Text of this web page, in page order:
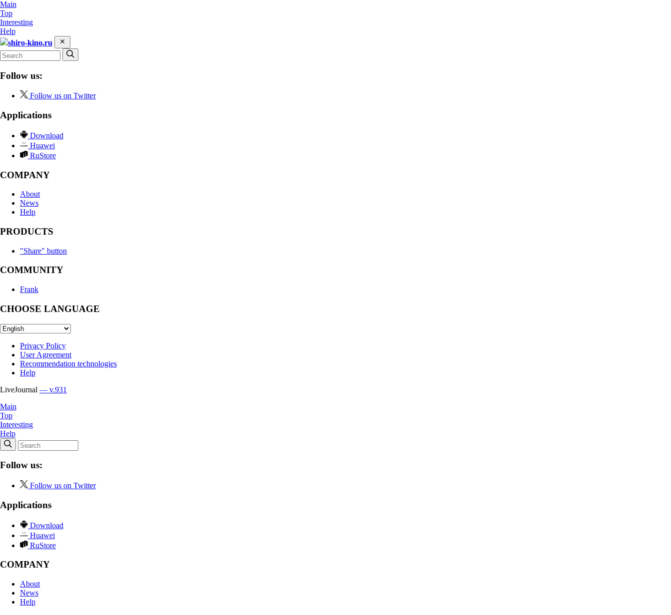
Main
Top
Interesting
Help
shiro-kino.ru
Follow us:
Follow us on Twitter
Applications
Download
Huawei
RuStore
COMPANY
About
News
Help
PRODUCTS
"Share" button
COMMUNITY
Frank
CHOOSE LANGUAGE
Privacy Policy
User Agreement
Recommendation technologies
Help
LiveJournal — v.931
Main
Top
Interesting
Help
Follow us:
Follow us on Twitter
Applications
Download
Huawei
RuStore
COMPANY
About
News
Help